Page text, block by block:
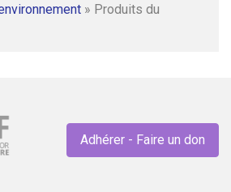
» Produits du
Adhérer - Faire un don